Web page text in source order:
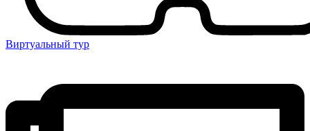
Виртуальный тур